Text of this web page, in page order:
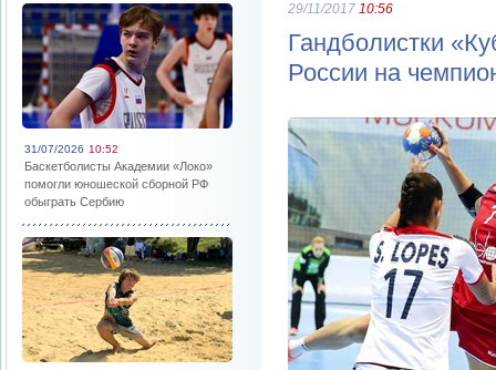
31/07/2026 10:52
Баскетболисты Академии «Локо»
помогли юношеской сборной РФ
обыграть Сербию
29/11/2017 10:56
Гандболистки
России на